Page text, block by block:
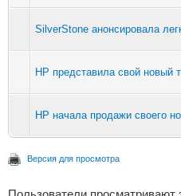
SilverStone анонсировала
HP представила свой новый
HP начала продажи своего
Версия для просмотра